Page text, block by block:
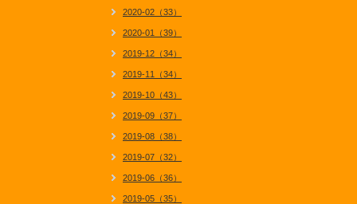
2020-02（33）
2020-01（39）
2019-12（34）
2019-11（34）
2019-10（43）
2019-09（37）
2019-08（38）
2019-07（32）
2019-06（36）
2019-05（35）